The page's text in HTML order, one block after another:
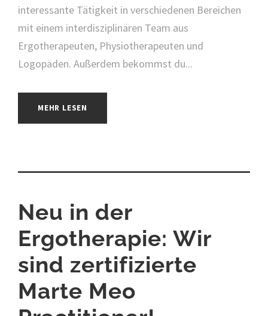
interessante Tätigkeit in verschiedenen Bereichen
mit einem interdisziplinären Team aus
Ergotherapeuten, Physiotherapeuten und
Logopäden. Außerdem bekommst du...
MEHR LESEN
Neu in der
Ergotherapie: Wir
sind zertifizierte
Marte Meo